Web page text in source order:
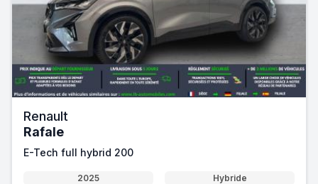
Renault
Rafale
E-Tech full hybrid 200
2025
Hybride